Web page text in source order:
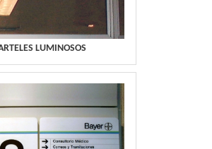
LUMINOSOS